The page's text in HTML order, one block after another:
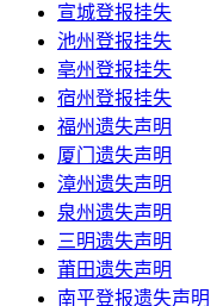
宣城登报挂失
池州登报挂失
亳州登报挂失
宿州登报挂失
福州遗失声明
厦门遗失声明
漳州遗失声明
泉州遗失声明
三明遗失声明
莆田遗失声明
南平登报遗失声明